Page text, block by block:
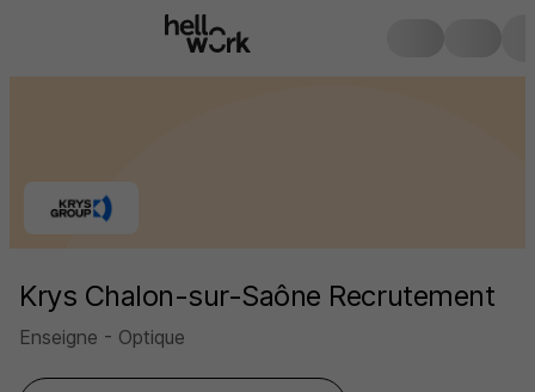
Krys Chalon-sur-Saône Recrutement
Enseigne - Optique